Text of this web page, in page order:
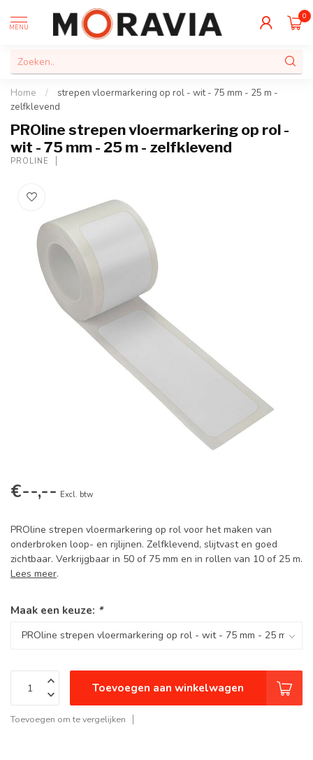
MENU
0
Home /
strepen vloermarkering op rol - wit - 75 mm - 25 m -
zelfklevend
PROline strepen vloermarkering op rol -
wit - 75 mm - 25 m - zelfklevend
PROLINE
€--,-- Excl. btw
PROline strepen vloermarkering op rol voor het maken van
onderbroken loop- en rijlijnen. Zelfklevend, slijtvast en goed
zichtbaar. Verkrijgbaar in 50 of 75 mm en in rollen van 10 of 25 m.
Lees meer.
Maak een keuze: *
Toevoegen aan winkelwagen
Toevoegen om te vergelijken